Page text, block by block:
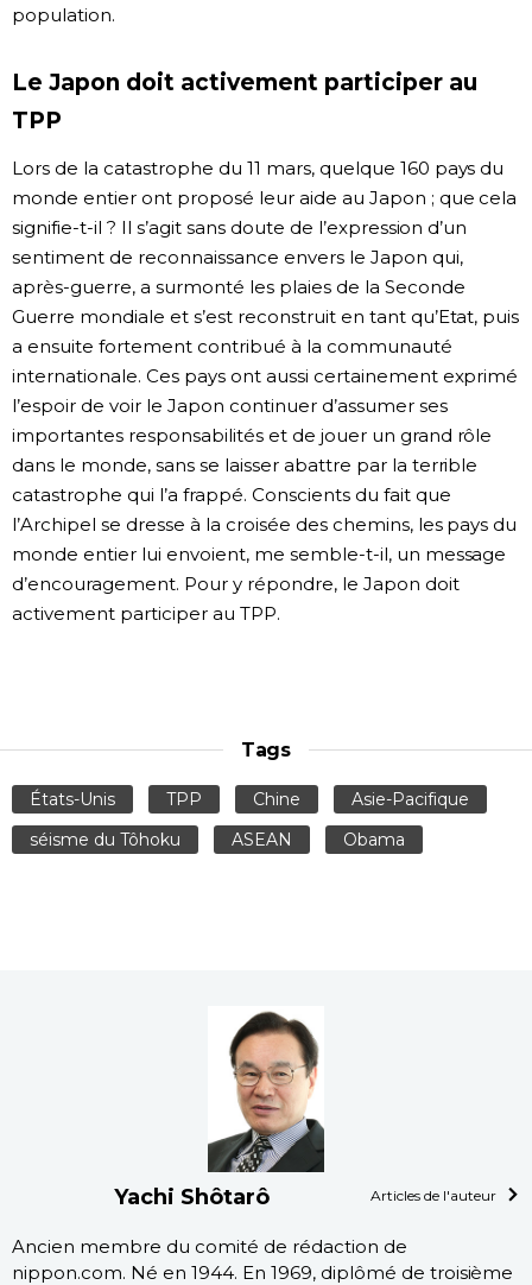
population.
Le Japon doit activement participer au
TPP
Lors de la catastrophe du 11 mars, quelque 160 pays du
monde entier ont proposé leur aide au Japon ; que cela
signifie-t-il ? Il s’agit sans doute de l’expression d’un
sentiment de reconnaissance envers le Japon qui,
après-guerre, a surmonté les plaies de la Seconde
Guerre mondiale et s’est reconstruit en tant qu’Etat, puis
a ensuite fortement contribué à la communauté
internationale. Ces pays ont aussi certainement exprimé
l’espoir de voir le Japon continuer d’assumer ses
importantes responsabilités et de jouer un grand rôle
dans le monde, sans se laisser abattre par la terrible
catastrophe qui l’a frappé. Conscients du fait que
l’Archipel se dresse à la croisée des chemins, les pays du
monde entier lui envoient, me semble-t-il, un message
d’encouragement. Pour y répondre, le Japon doit
activement participer au TPP.
Tags
États-Unis TPP Chine
Asie-Pacifique
séisme du Tôhoku
ASEAN Obama
Yachi Shôtarô Articles de l'auteur
Ancien membre du comité de rédaction de
nippon.com. Né en 1944. En 1969, diplômé de troisième